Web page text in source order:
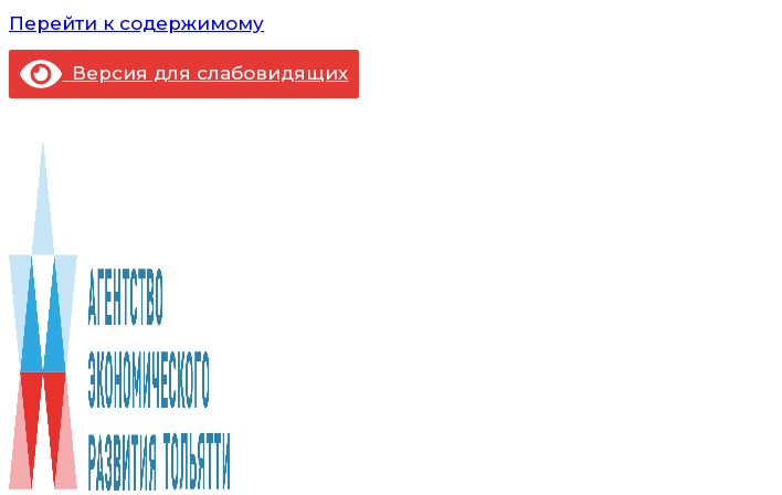
Перейти к содержимому
Версия для слабовидящих